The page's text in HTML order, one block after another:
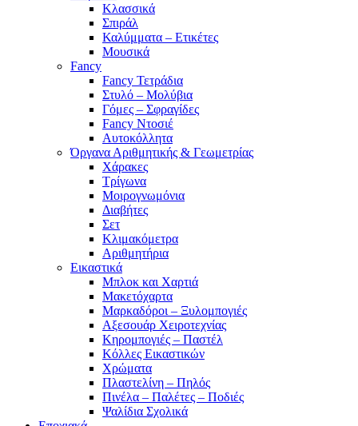
Κλασσικά
Σπιράλ
Καλύμματα – Ετικέτες
Μουσικά
Fancy
Fancy Τετράδια
Στυλό – Μολύβια
Γόμες – Σφραγίδες
Fancy Ντοσιέ
Αυτοκόλλητα
Όργανα Αριθμητικής & Γεωμετρίας
Χάρακες
Τρίγωνα
Mοιρογνωμόνια
Διαβήτες
Σετ
Κλιμακόμετρα
Αριθμητήρια
Εικαστικά
Μπλοκ και Χαρτιά
Μακετόχαρτα
Μαρκαδόροι – Ξυλομπογιές
Αξεσουάρ Χειροτεχνίας
Κηρομπογιές – Παστέλ
Κόλλες Εικαστικών
Χρώματα
Πλαστελίνη – Πηλός
Πινέλα – Παλέτες – Ποδιές
Ψαλίδια Σχολικά